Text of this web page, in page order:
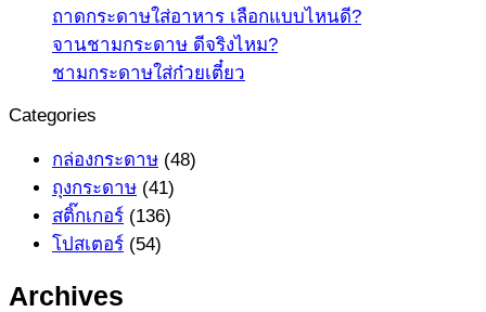
ถาดกระดาษใส่อาหาร เลือกแบบไหนดี?
จานชามกระดาษ ดีจริงไหม?
ชามกระดาษใส่ก๋วยเตี๋ยว
Categories
กล่องกระดาษ (48)
ถุงกระดาษ (41)
สติ๊กเกอร์ (136)
โปสเตอร์ (54)
Archives